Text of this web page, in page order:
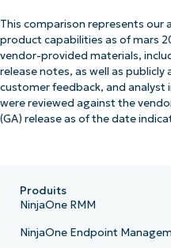
This comparison represents our
product capabilities as of mars
vendor-provided materials,
release notes, as well as
customer feedback, and analyst
were reviewed against the
(GA) release as of the date
Produits
NinjaOne RMM
NinjaOne Endpoint